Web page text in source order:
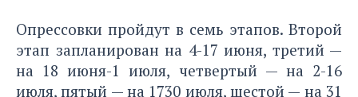
Опрессовки пройдут в семь этапов. Второй
этап запланирован на 4-17 июня, третий —
на 18 июня-1 июля, четвертый — на 2-16
июля, пятый — на 1730 июля, шестой — на 31